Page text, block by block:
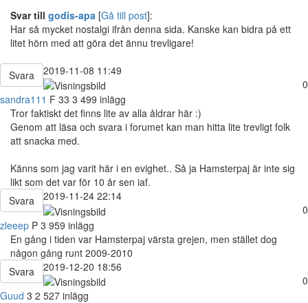
Svar till godis-apa [Gå till post]:
Har så mycket nostalgi ifrån denna sida. Kanske kan bidra på ett
litet hörn med att göra det ännu trevligare!
Svara
2019-11-08 11:49
0
sandra111 F 33 3 499 inlägg
Tror faktiskt det finns lite av alla åldrar här :)
Genom att läsa och svara i forumet kan man hitta lite trevligt folk
att snacka med.
Känns som jag varit här i en evighet.. Så ja Hamsterpaj är inte sig
likt som det var för 10 år sen iaf.
Svara
2019-11-24 22:14
0
zleeep P 3 959 inlägg
En gång i tiden var Hamsterpaj värsta grejen, men stället dog
någon gång runt 2009-2010
Svara
2019-12-20 18:56
0
Guud 3 2 527 inlägg